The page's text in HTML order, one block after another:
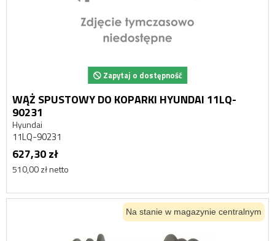
Zapytaj o dostępność
WĄŻ SPUSTOWY DO KOPARKI HYUNDAI 11LQ-
90231
Hyundai
11LQ-90231
627,30 zł
510,00 zł netto
Na stanie w magazynie centralnym